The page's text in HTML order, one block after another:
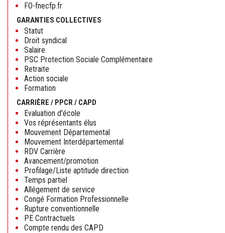
FO-fnecfp.fr
GARANTIES COLLECTIVES
Statut
Droit syndical
Salaire
PSC Protection Sociale Complémentaire
Retraite
Action sociale
Formation
CARRIÈRE / PPCR / CAPD
Evaluation d'école
Vos réprésentants élus
Mouvement Départemental
Mouvement Interdépartemental
RDV Carrière
Avancement/promotion
Profilage/Liste aptitude direction
Temps partiel
Allégement de service
Congé Formation Professionnelle
Rupture conventionnelle
PE Contractuels
Compte rendu des CAPD